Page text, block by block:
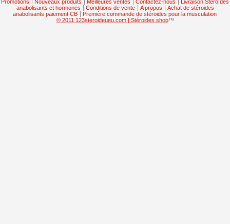
Promotions Nouveaux produits Meilleures ventes Contactez-nous
Livraison Stéroïdes
anabolisants et hormones
Conditions de vente A propos
Achat de stéroides
anabolisants paiement CB
Première commande de stéroides pour la musculation
© 2011 123steroideueu.com | Stéroides shop™